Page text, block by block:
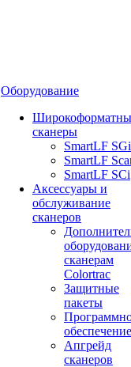
Оборудование
сканеры
SmartLF SGi
SmartLF
SmartLF SCi
Аксессуары и
обслуживание
сканеров
сканерам
Colortrac
Защитные
пакеты
обеспечение
Апгрейд
сканеров